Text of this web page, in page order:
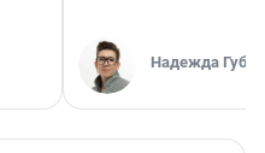
Надежда